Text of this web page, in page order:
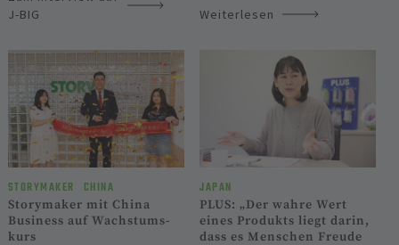
J-BIG
Weiterlesen
STORYMAKER CHINA
Storymaker mit China
Business auf Wachs­tums­
kurs
JAPAN
PLUS: „Der wahre Wert
eines Produkts liegt darin,
dass es Menschen Freude